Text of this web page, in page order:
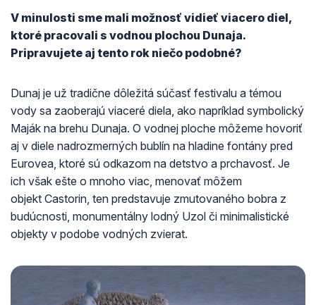
V minulosti sme mali možnosť vidieť viacero diel,
ktoré pracovali s vodnou plochou Dunaja.
Pripravujete aj tento rok niečo podobné?
Dunaj je už tradične dôležitá súčasť festivalu a témou
vody sa zaoberajú viaceré diela, ako napríklad symbolický
Maják na brehu Dunaja. O vodnej ploche môžeme hovoriť
aj v diele nadrozmerných bublín na hladine fontány pred
Eurovea, ktoré sú odkazom na detstvo a prchavosť. Je
ich však ešte o mnoho viac, menovať môžem
objekt Castorin, ten predstavuje zmutovaného bobra z
budúcnosti, monumentálny lodný Uzol či minimalistické
objekty v podobe vodných zvierat.